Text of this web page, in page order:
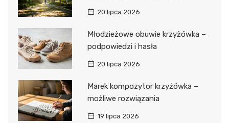
20 lipca 2026
Młodzieżowe obuwie krzyżówka –
podpowiedzi i hasła
20 lipca 2026
Marek kompozytor krzyżówka –
możliwe rozwiązania
19 lipca 2026